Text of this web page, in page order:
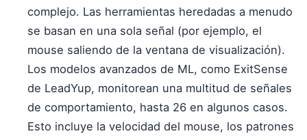
complejo. Las herramientas heredadas a menudo
se basan en una sola señal (por ejemplo, el
mouse saliendo de la ventana de visualización).
Los modelos avanzados de ML, como ExitSense
de LeadYup, monitorean una multitud de señales
de comportamiento, hasta 26 en algunos casos.
Esto incluye la velocidad del mouse, los patrones